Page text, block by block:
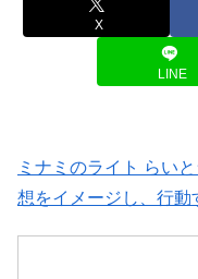
X
LINE
ミナミのライト らい
想をイメージし、行動